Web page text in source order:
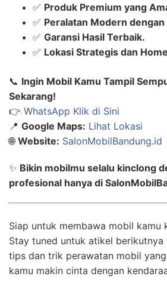
✅ Produk Premium yang
✅ Peralatan Modern
✅ Garansi Hasil Terbaik.
✅ Lokasi Strategis dan
📞 Ingin Mobil Kamu Tampil
Sekarang!
👉 WhatsApp Klik di Sini
📍 Google Maps: Lihat Lokasi
🌐 Website: SalonMobilBandung.id
✨ Bikin mobilmu selalu kinclong
profesional hanya di
Siap untuk membawa mobil kamu
Stay tuned untuk atikel
tips dan trik perawatan mobil
kamu makin cinta dengan